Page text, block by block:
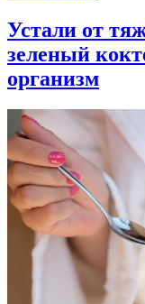
Устали от
зеленый
организм